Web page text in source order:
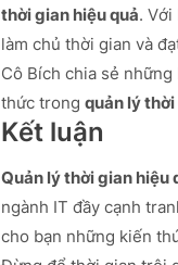
thời gian hiệu quả. Với
làm chủ thời gian và
Cô Bích chia sẻ
thức trong quản lý
Kết luận
Quản lý thời gian hiệu
ngành IT đầy cạnh
cho bạn những kiến